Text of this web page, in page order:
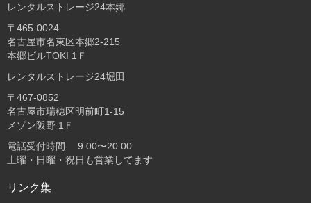
レンタルストレージ24本郷
〒465-0024
名古屋市名東区本郷2-215
本郷ビルTOKI 1Ｆ
レンタルストレージ24堀田
〒467-0852
名古屋市瑞穂区明前町1-15
メゾン阪野 1Ｆ
電話受付時間 9:00〜20:00
土曜・日曜・祝日も営業してます
リンク集